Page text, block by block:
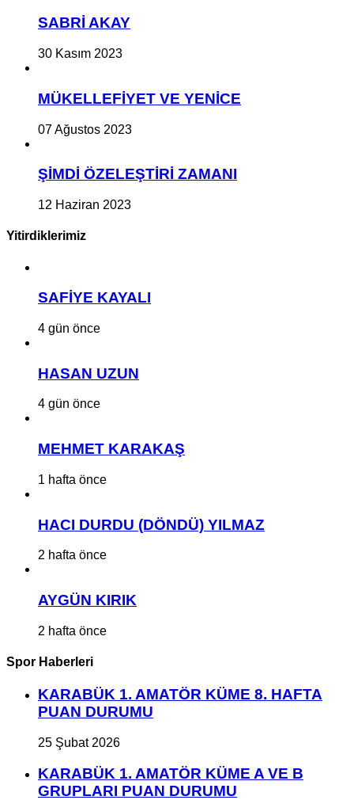
SABRİ AKAY
30 Kasım 2023
MÜKELLEFİYET VE YENİCE
07 Ağustos 2023
ŞİMDİ ÖZELEŞTİRİ ZAMANI
12 Haziran 2023
Yitirdiklerimiz
SAFİYE KAYALI
4 gün önce
HASAN UZUN
4 gün önce
MEHMET KARAKAŞ
1 hafta önce
HACI DURDU (DÖNDÜ) YILMAZ
2 hafta önce
AYGÜN KIRIK
2 hafta önce
Spor Haberleri
KARABÜK 1. AMATÖR KÜME 8. HAFTA
PUAN DURUMU
25 Şubat 2026
KARABÜK 1. AMATÖR KÜME A VE B
GRUPLARI PUAN DURUMU